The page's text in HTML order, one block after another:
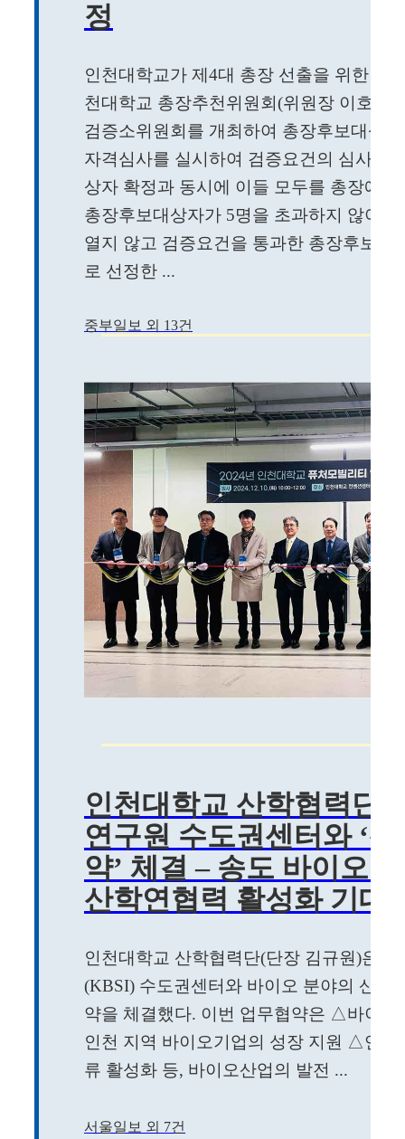
정
인천대학교가 제4대 총장 선출을 위한 총
천대학교 총장추천위원회(위원장 이호상
검증소위원회를 개최하여 총장후보대상
자격심사를 실시하여 검증요건의 심사를
상자 확정과 동시에 이들 모두를 총장예
총장후보대상자가 5명을 초과하지 않아
열지 않고 검증요건을 통과한 총장후보대
로 선정한 ...
중부일보 외 13건
인천대학교 산학협력단
연구원 수도권센터와 ‘
약’ 체결 – 송도 바이오
산학연협력 활성화 기대
인천대학교 산학협력단(단장 김규원)은
(KBSI) 수도권센터와 바이오 분야의 산학
약을 체결했다. 이번 업무협약은 △바이
인천 지역 바이오기업의 성장 지원 △연
류 활성화 등, 바이오산업의 발전 ...
서울일보 외 7건